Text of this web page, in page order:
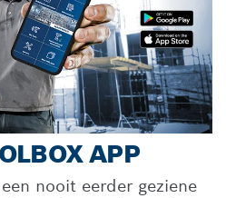
APP
nooit eerder geziene